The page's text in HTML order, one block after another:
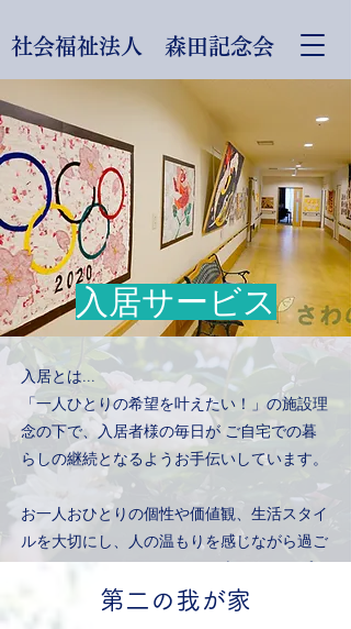
社会福祉法人 森田記念会
入居サービス
入居とは...
「一人ひとりの希望を叶えたい！」の施設理
念の下で、 入居者様の毎日が ご自宅での暮
らしの継続となるようお手伝いしています。
​お一人おひとりの個性や価値観、生活スタイ
ルを大切にし、人の温もりを感じながら過ご
していただくことが、さわの森のコンセプト
第二の我が家